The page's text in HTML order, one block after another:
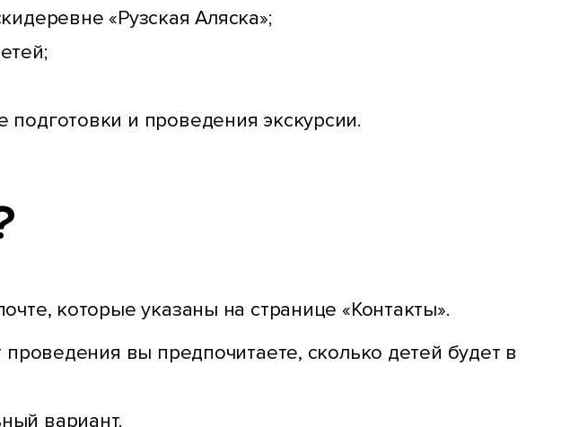
«Рузская Аляска»;
и проведения экскурсии.
которые указаны на странице «Контакты».
вы предпочитаете, сколько детей будет в
вариант.